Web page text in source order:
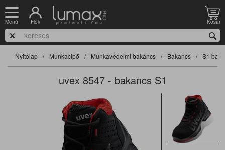
Menü Fiók Kosár
Nyitólap Munkacipő Munkavédelmi bakancs Bakancs S1
uvex 8547 - bakancs S1